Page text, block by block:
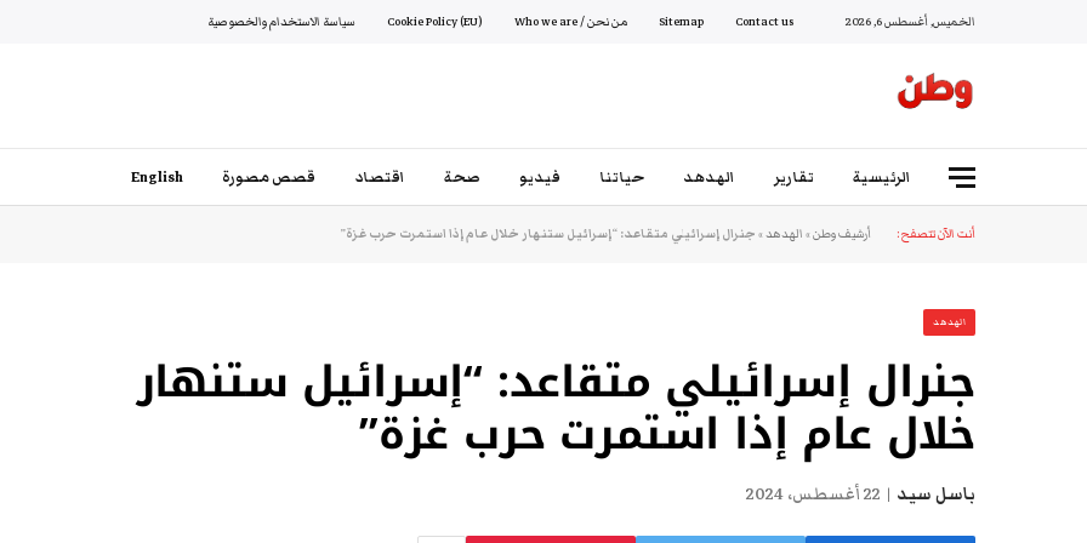
الخميس, أغسطس 6, 2026 Contact us
Sitemap من نحن / Who we are Cookie Policy (EU) سياسة الاستخدام والخصوصية
الرئيسية تقارير الهدهد حياتنا فيديو صحة اقتصاد قصص مصورة English
أنت الآن تتصفح: أرشيف وطن»الهدهد»جنرال إسرائيلي متقاعد: “إسرائيل ستنهار خلال عام إذا استمرت حرب غزة”
الهدهد
جنرال إسرائيلي متقاعد: “إسرائيل ستنهار
خلال عام إذا استمرت حرب غزة”
باسل سيد 22 أغسطس، 2024